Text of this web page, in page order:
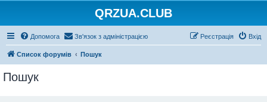
QRZUA.CLUB
Допомога Зв'язок з адміністрацією Вхід
Реєстрація
Список форумів Пошук
Пошук